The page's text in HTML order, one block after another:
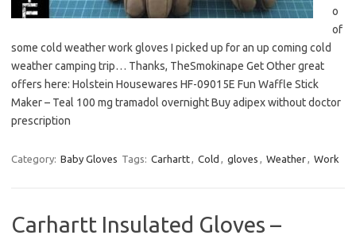
o
of
some cold weather work gloves I picked up for an up coming cold
weather camping trip… Thanks, TheSmokinape Get Other great
offers here: Holstein Housewares HF-09015E Fun Waffle Stick
Maker – Teal 100 mg tramadol overnight Buy adipex without doctor
prescription
Category: Baby Gloves Tags: Carhartt, Cold , gloves , Weather, Work
Carhartt Insulated Gloves –